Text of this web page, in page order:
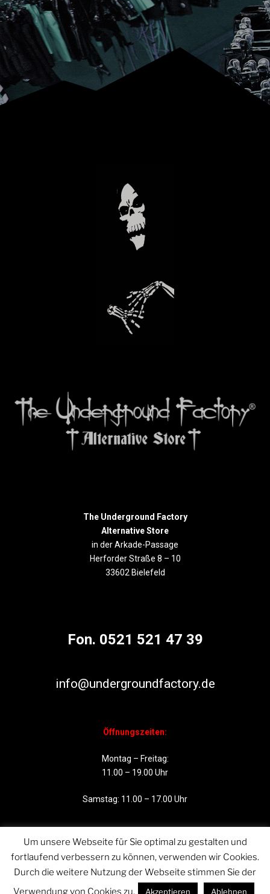
The Underground Factory
Alternative Store
in der Arkade-Passage
Herforder Straße 8 – 10
33602 Bielefeld
Fon. 0521 521 47 39
info@undergroundfactory.de
Öffnungszeiten:
Montag – Freitag:
11.00 – 19.00 Uhr
Samstag: 11.00 – 17.00 Uhr
Um unsere Webseite für Sie optimal zu gestalten und
fortlaufend verbessern zu können, verwenden wir Cookies.
Durch die weitere Nutzung der Webseite stimmen Sie der
Verwendung von Cookies zu.
Akzeptieren Ablehnen